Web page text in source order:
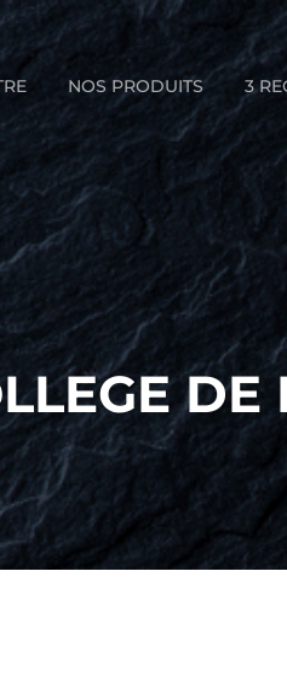
NOS PRODUITS 3
DE